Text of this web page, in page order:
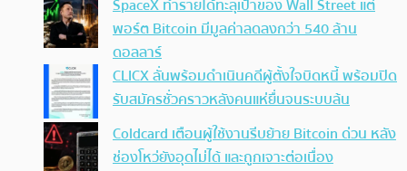
SpaceX ทำรายได้ทะลุเป้าของ Wall Street แต่
พอร์ต Bitcoin มีมูลค่าลดลงกว่า 540 ล้าน
ดอลลาร์
CLICX ลั่นพร้อมดำเนินคดีผู้ตั้งใจบิดหนี้ พร้อมปิด
รับสมัครชั่วคราวหลังคนแห่ยื่นจนระบบล้น
Coldcard เตือนผู้ใช้งานรีบย้าย Bitcoin ด่วน หลัง
ช่องโหว่ยังอุดไม่ได้ และถูกเจาะต่อเนื่อง